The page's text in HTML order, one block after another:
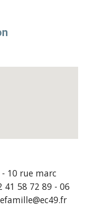
- 10 rue marc
41 58 72 89 - 06